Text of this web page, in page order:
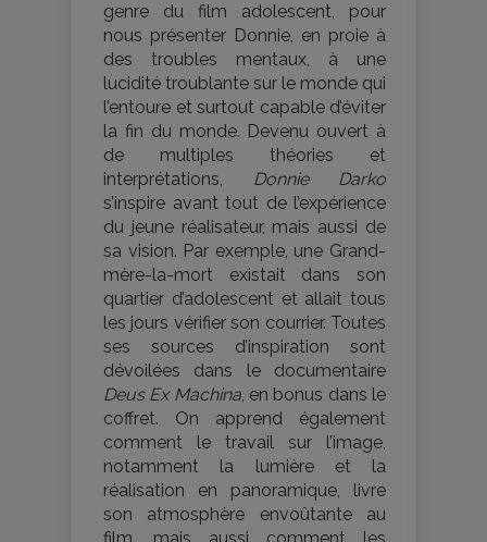
genre du film adolescent, pour
nous présenter Donnie, en proie à
des troubles mentaux, à une
lucidité troublante sur le monde qui
l’entoure et surtout capable d’éviter
la fin du monde. Devenu ouvert à
de multiples théories et
interprétations, Donnie Darko
s’inspire avant tout de l’expérience
du jeune réalisateur, mais aussi de
sa vision. Par exemple, une Grand-
mère-la-mort existait dans son
quartier d’adolescent et allait tous
les jours vérifier son courrier. Toutes
ses sources d’inspiration sont
dévoilées dans le documentaire
Deus Ex Machina, en bonus dans le
coffret. On apprend également
comment le travail sur l’image,
notamment la lumière et la
réalisation en panoramique, livre
son atmosphère envoûtante au